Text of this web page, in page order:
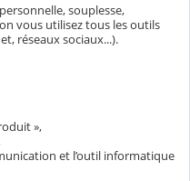
souplesse,
vous utilisez tous les outils
réseaux sociaux...).
»,
et l’outil informatique